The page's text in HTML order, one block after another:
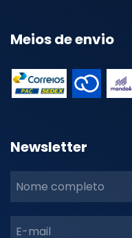
Meios de envio
Newsletter